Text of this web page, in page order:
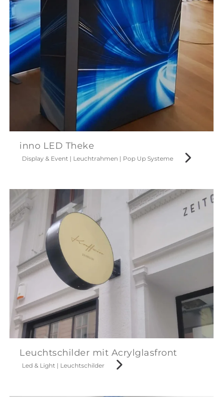
inno LED Theke
Display & Event | Leuchtrahmen | Pop Up Systeme
Leuchtschilder mit Acrylglasfront
Led & Light | Leuchtschilder